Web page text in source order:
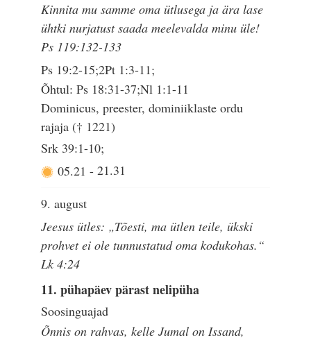
Kinnita mu samme oma ütlusega ja ära lase
ühtki nurjatust saada meelevalda minu üle!
Ps 119:132-133
Ps 19:2-15;2Pt 1:3-11;
Õhtul: Ps 18:31-37;Nl 1:1-11
Dominicus, preester, dominiiklaste ordu
rajaja († 1221)
Srk 39:1-10;
05.21 - 21.31
9. august
Jeesus ütles: „Tõesti, ma ütlen teile, ükski
prohvet ei ole tunnustatud oma kodukohas.“
Lk 4:24
11. pühapäev pärast nelipüha
Soosinguajad
Õnnis on rahvas, kelle Jumal on Issand,